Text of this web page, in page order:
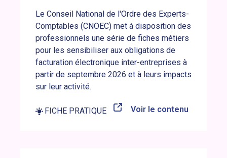
Le Conseil National de l'Ordre des Experts-
Comptables (CNOEC) met à disposition des
professionnels une série de fiches métiers
pour les sensibiliser aux obligations de
facturation électronique inter-entreprises à
partir de septembre 2026 et à leurs impacts
sur leur activité.
FICHE PRATIQUE Voir le contenu